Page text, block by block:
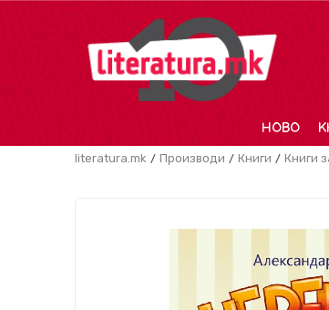
НОВО
literatura.mk Производи Книги Книги